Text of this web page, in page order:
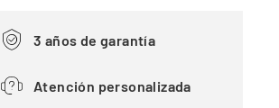
3 años de garantía
Atención personalizada